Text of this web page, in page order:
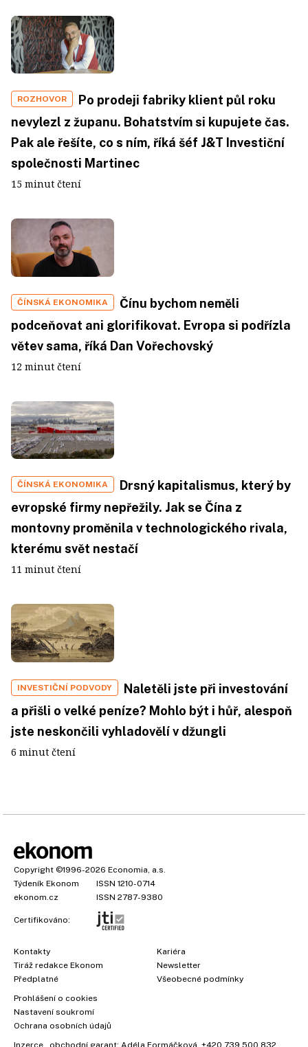
ROZHOVOR
Po prodeji fabriky klient půl roku
nevylezl z županu. Bohatstvím si kupujete čas.
Pak ale řešíte, co s ním, říká šéf J&T Investiční
společnosti Martinec
15 minut čtení
ČÍNSKÁ EKONOMIKA
Čínu bychom neměli
podceňovat ani glorifikovat. Evropa si podřízla
větev sama, říká Dan Vořechovský
12 minut čtení
ČÍNSKÁ EKONOMIKA
Drsný kapitalismus, který by
evropské firmy nepřežily. Jak se Čína z
montovny proměnila v technologického rivala,
kterému svět nestačí
11 minut čtení
INVESTIČNÍ PODVODY
Naletěli jste při investování
a přišli o velké peníze? Mohlo být i hůř, alespoň
jste neskončili vyhladovělí v džungli
6 minut čtení
Copyright ©1996-2026 Economia, a.s.
Týdeník Ekonom
ISSN 1210-0714
ekonom.cz
ISSN 2787-9380
Certifikováno:
Kontakty
Tiráž redakce Ekonom
Předplatné
Kariéra
Newsletter
Všeobecné podmínky
Prohlášení o cookies
Nastavení soukromí
Ochrana osobních údajů
Inzerce , obchodní garant: Adéla Formáčková +420 739 500 832